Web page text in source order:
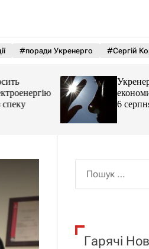
#поради Укренерго #Сергій
Укренерго
6 серпня
к
Гарячі